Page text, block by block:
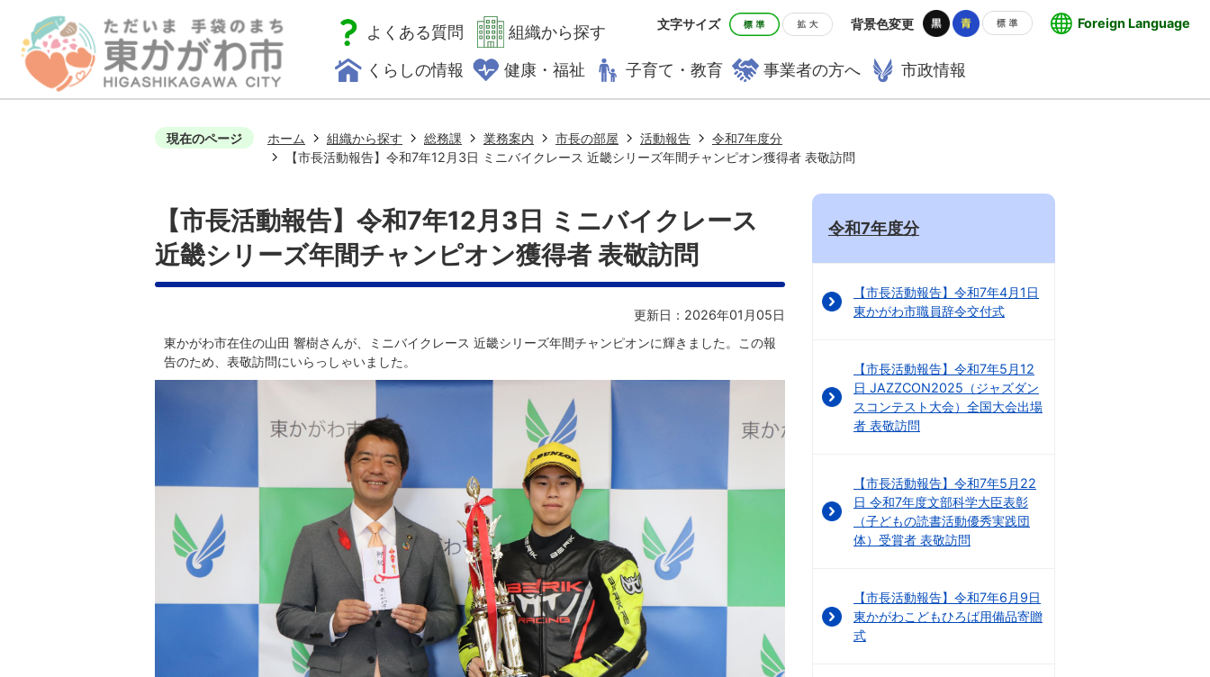
文字サイズ 背景色変更 Foreign Language
よくある質問
組織から探す
くらしの情報
健康・福祉 子育て・教育 事業者の方へ 市政情報
現在のページ ホーム 組織から探す 総務課 業務案内 市長の部屋 活動報告
令和7年度分
【市長活動報告】令和7年12月3日 ミニバイクレース 近畿シリーズ年間チャンピオン獲得者 表敬訪問
【市長活動報告】令和7年12月3日 ミニバイクレース
近畿シリーズ年間チャンピオン獲得者 表敬訪問
更新日：2026年01月05日
東かがわ市在住の山田 響樹さんが、ミニバイクレース 近畿シリーズ年間チャンピオンに輝きました。この報
告のため、表敬訪問にいらっしゃいました。
令和7年度分
【市長活動報告】令和7年4月1日
東かがわ市職員辞令交付式
【市長活動報告】令和7年5月12
日 JAZZCON2025（ジャズダン
スコンテスト大会）全国大会出場
者 表敬訪問
【市長活動報告】令和7年5月22
日 令和7年度文部科学大臣表彰
（子どもの読書活動優秀実践団
体）受賞者 表敬訪問
【市長活動報告】令和7年6月9日
東かがわこどもひろば用備品寄贈
式